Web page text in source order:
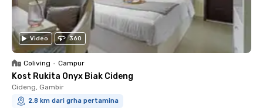
Video 360
Coliving • Campur
Kost Rukita Onyx Biak Cideng
Cideng, Gambir
2.8 km dari grha pertamina